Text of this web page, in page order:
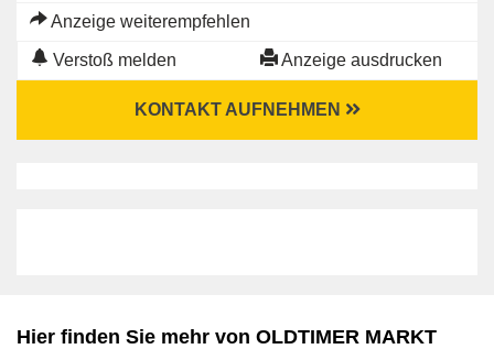
Anzeige weiterempfehlen
Verstoß melden Anzeige ausdrucken
KONTAKT AUFNEHMEN
Hier finden Sie mehr von OLDTIMER MARKT